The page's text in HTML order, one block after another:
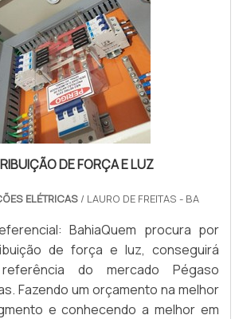
DE FORÇA E LUZ
ELÉTRICAS / LAURO DE FREITAS - BA
BahiaQuem procura por
de força e luz, conseguirá
do mercado Pégaso
Fazendo um orçamento na melhor
e conhecendo a melhor em